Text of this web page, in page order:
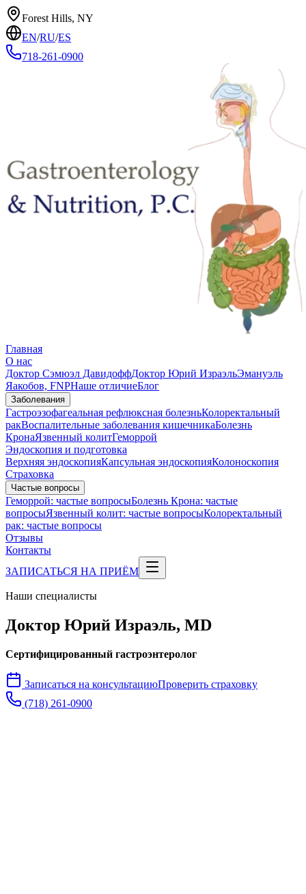
Forest Hills, NY
EN/RU/ES
718-261-0900
Главная
О нас
Доктор Сэмюэл ДавидоффДоктор Юрий ИзраэльЭмануэль
Яакобов, FNPНаше отличиеБлог
Заболевания
Гастроэзофагеальная рефлюксная болезньКолоректальный
ракВоспалительные заболевания кишечникаБолезнь
КронаЯзвенный колитГеморрой
Эндоскопия и подготовка
Верхняя эндоскопияКапсульная эндоскопияКолоноскопия
Страховка
Частые вопросы
Геморрой: частые вопросыБолезнь Крона: частые
вопросыЯзвенный колит: частые вопросыКолоректальный
рак: частые вопросы
Отзывы
Контакты
ЗАПИСАТЬСЯ НА ПРИЁМ
Наши специалисты
Доктор Юрий Израэль, MD
Сертифицированный гастроэнтеролог
Записаться на консультациюПроверить страховку
(718) 261-0900